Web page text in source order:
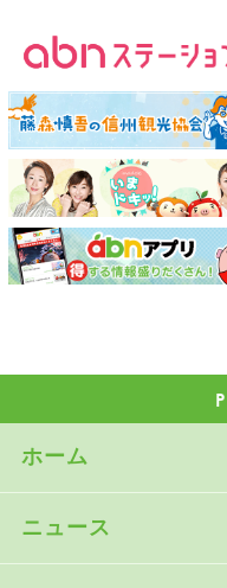
ホーム
ニュース